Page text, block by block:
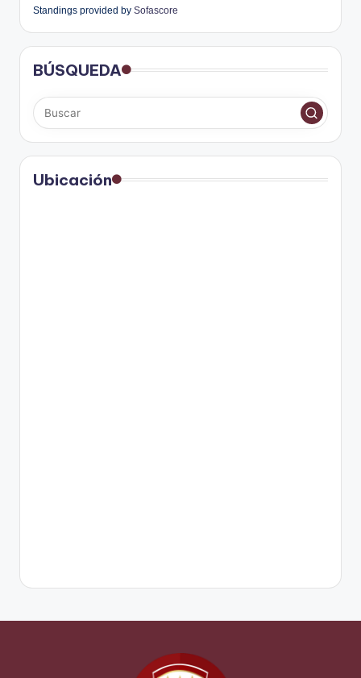
Standings provided by Sofascore
BÚSQUEDA
Ubicación